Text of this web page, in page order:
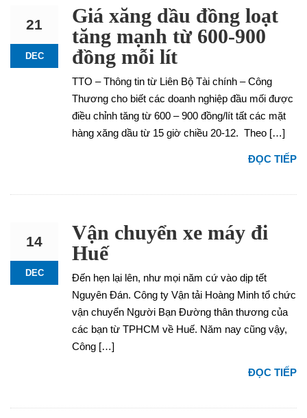
21
DEC
Giá xăng dầu đồng loạt
tăng mạnh từ 600-900
đồng mỗi lít
TTO – Thông tin từ Liên Bộ Tài chính – Công
Thương cho biết các doanh nghiệp đầu mối được
điều chỉnh tăng từ 600 – 900 đồng/lít tất các mặt
hàng xăng dầu từ 15 giờ chiều 20-12. Theo […]
ĐỌC TIẾP
14
DEC
Vận chuyển xe máy đi
Huế
Đến hẹn lại lên, như mọi năm cứ vào dịp tết
Nguyên Đán. Công ty Vận tải Hoàng Minh tổ chức
vận chuyển Người Bạn Đường thân thương của
các bạn từ TPHCM về Huế. Năm nay cũng vậy,
Công […]
ĐỌC TIẾP